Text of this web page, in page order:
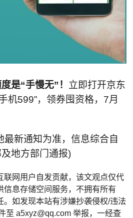
是“手慢无”！ 立即打开京东
机599”，领券囤资格，7月
最新通知为准，信息综合自
地方部门通报)
联网用户自发贡献，该文观点仅代
信息存储空间服务，不拥有所有
。如发现本站有涉嫌抄袭侵权/违法
至 a5xyz@qq.com 举报，一经查